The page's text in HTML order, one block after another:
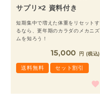
サプリ×2 資料付き
短期集中で増えた体重をリセットす
るなら、更年期のカラダのメカニズ
ムを知ろう！
15,000 税込
送料無料 セット割引